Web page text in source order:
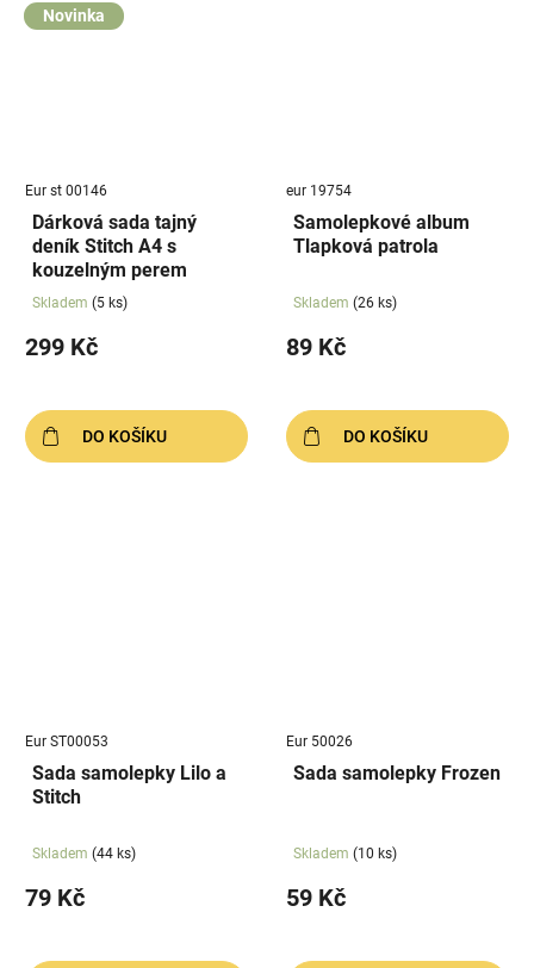
Novinka
Eur st 00146
Dárková sada tajný
deník Stitch A4 s
kouzelným perem
Skladem (5 ks)
299 Kč
DO KOŠÍKU
eur 19754
Samolepkové album
Tlapková patrola
Skladem (26 ks)
89 Kč
DO KOŠÍKU
Eur ST00053
Sada samolepky Lilo a
Stitch
Skladem (44 ks)
79 Kč
Eur 50026
Sada samolepky Frozen
Skladem (10 ks)
59 Kč